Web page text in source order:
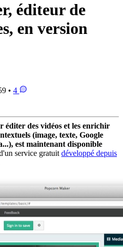
éditeur de
en version
• 4
éditer des vidéos et les enrichir
(image, texte, Google
est maintenant disponible
service gratuit développé depuis